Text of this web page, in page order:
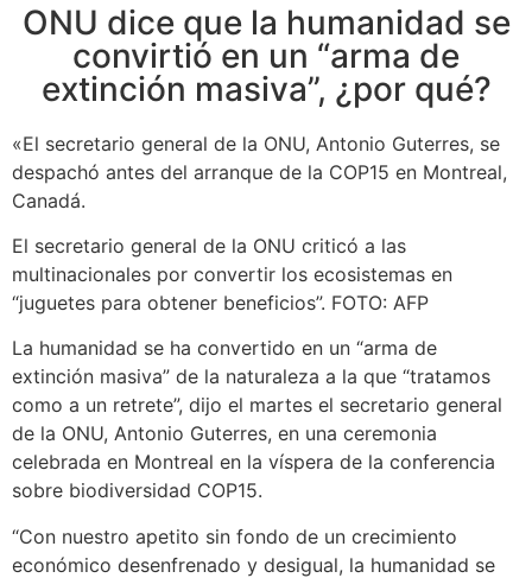
ONU dice que la humanidad se
convirtió en un “arma de
extinción masiva”, ¿por qué?
«El secretario general de la ONU, Antonio Guterres, se
despachó antes del arranque de la COP15 en Montreal,
Canadá.
El secretario general de la ONU criticó a las
multinacionales por convertir los ecosistemas en
“juguetes para obtener beneficios”. FOTO: AFP
La humanidad se ha convertido en un “arma de
extinción masiva” de la naturaleza a la que “tratamos
como a un retrete”, dijo el martes el secretario general
de la ONU, Antonio Guterres, en una ceremonia
celebrada en Montreal en la víspera de la conferencia
sobre biodiversidad COP15.
“Con nuestro apetito sin fondo de un crecimiento
económico desenfrenado y desigual, la humanidad se